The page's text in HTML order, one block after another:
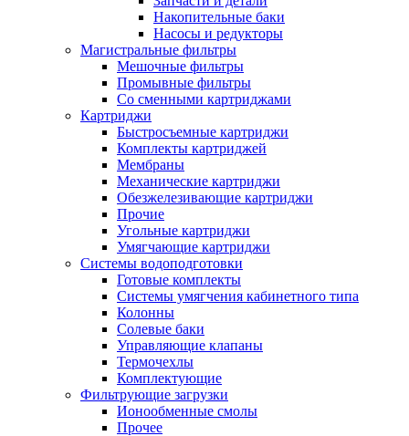
Накопительные баки
Насосы и редукторы
Магистральные фильтры
Мешочные фильтры
Промывные фильтры
Со сменными картриджами
Картриджи
Быстросъемные картриджи
Комплекты картриджей
Мембраны
Механические картриджи
Обезжелезивающие картриджи
Прочие
Угольные картриджи
Умягчающие картриджи
Системы водоподготовки
Готовые комплекты
Системы умягчения кабинетного типа
Колонны
Солевые баки
Управляющие клапаны
Термочехлы
Комплектующие
Фильтрующие загрузки
Ионообменные смолы
Прочее